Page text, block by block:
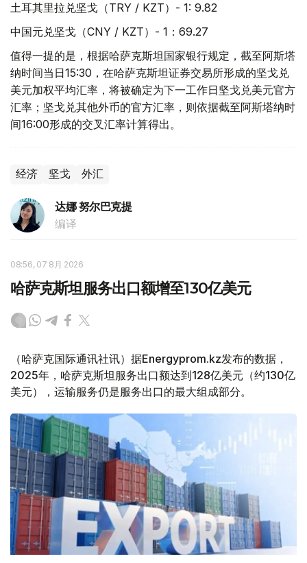
土耳其里拉兑坚戈（TRY / KZT）- 1: 9.82
中国元兑坚戈（CNY / KZT）- 1：69.27
值得一提的是，根据哈萨克斯坦国家银行规定，截至阿斯塔
纳时间当日15:30，在哈萨克斯坦证券交易所形成的坚戈兑
美元加权平均汇率，将被确定为下一工作日坚戈兑美元官方
汇率；坚戈兑其他外币的官方汇率，则依据截至阿斯塔纳时
间16:00形成的交叉汇率计算得出。
经济 坚戈 外汇
达娜 努尔巴克提
编译
08:56, 07 8月 2026
哈萨克斯坦服务出口额增至130亿美元
（哈萨克国际通讯社讯）据Energyprom.kz发布的数据，
2025年，哈萨克斯坦服务出口额达到128亿美元（约130亿
美元），运输服务仍是服务出口的最大组成部分。